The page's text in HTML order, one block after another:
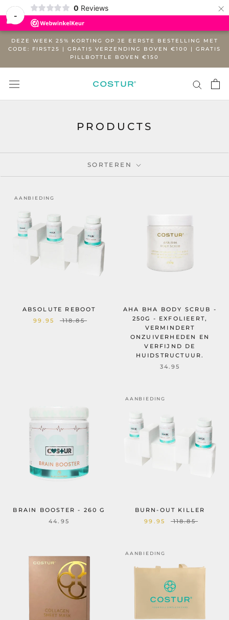
-
0 Reviews ×
naar
DEZE WEEK 25% KORTING OP JE EERSTE BESTELLING MET
CODE: FIRST25 | GRATIS VERZENDING BOVEN €100 | GRATIS
PILLBOTTLE BOVEN €150
PRODUCTS
SORTEREN
AANBIEDING
ABSOLUTE REBOOT
99.95
118.85
AHA BHA BODY SCRUB -
250G - EXFOLIEERT,
VERMINDERT
ONZUIVERHEDEN EN
VERFIJND DE
HUIDSTRUCTUUR.
34.95
BRAIN BOOSTER - 260 G
44.95
AANBIEDING
BURN-OUT KILLER
99.95
118.85
AANBIEDING